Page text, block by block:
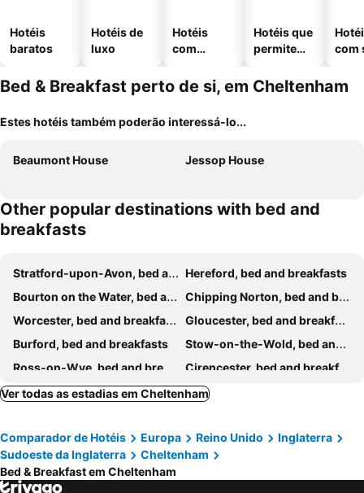
Hotéis
baratos
Hotéis de
luxo
Hotéis
com
Hotéis que
permitem
com
Bed & Breakfast perto de si, em Cheltenham
Estes hotéis também poderão interessá-lo...
Beaumont House Jessop House
Other popular destinations with bed and
breakfasts
Stratford-upon-Avon, bed and breakfasts
Hereford, bed and breakfasts
Bourton on the Water, bed and breakfasts
Chipping Norton, bed and breakfasts
Worcester, bed and breakfasts
Gloucester, bed and breakfasts
Burford, bed and breakfasts
Stow-on-the-Wold, bed and breakfasts
Ross-on-Wye, bed and breakfasts
Cirencester, bed and breakfasts
Chipping Campden, bed and breakfasts
Lydney, bed and breakfasts
Ledbury, bed and breakfasts
Tewkesbury, bed and breakfasts
Monmouth, bed and breakfasts
Pershore, bed and breakfasts
Stroud, bed and breakfasts
Ver todas as estadias em Cheltenham
Comparador de Hotéis Europa Reino Unido
Inglaterra
Sudoeste da Inglaterra
Cheltenham
Bed & Breakfast em Cheltenham